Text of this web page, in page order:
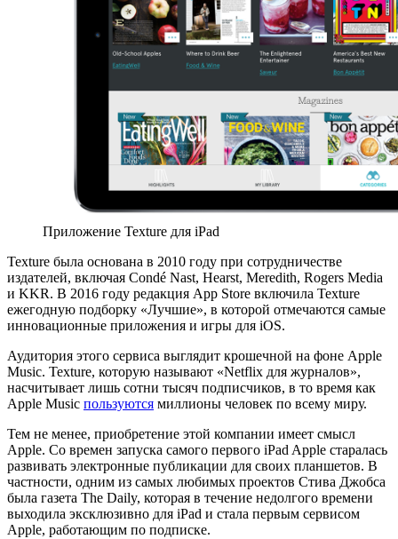
Приложение Texture для iPad
Texture была основана в 2010 году при сотрудничестве
издателей, включая Condé Nast, Hearst, Meredith, Rogers Media
и KKR. В 2016 году редакция App Store включила Texture
ежегодную подборку «Лучшие», в которой отмечаются самые
инновационные приложения и игры для iOS.
Аудитория этого сервиса выглядит крошечной на фоне Apple
Music. Texture, которую называют «Netflix для журналов»,
насчитывает лишь сотни тысяч подписчиков, в то время как
Apple Music пользуются миллионы человек по всему миру.
Тем не менее, приобретение этой компании имеет смысл
Apple. Со времен запуска самого первого iPad Apple старалась
развивать электронные публикации для своих планшетов. В
частности, одним из самых любимых проектов Стива Джобса
была газета The Daily, которая в течение недолгого времени
выходила эксклюзивно для iPad и стала первым сервисом
Apple, работающим по подписке.